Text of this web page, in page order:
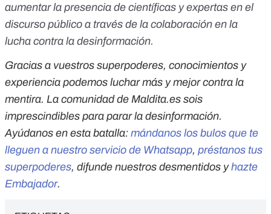
aumentar la presencia de científicas y expertas en el
discurso público a través de la colaboración en la
lucha contra la desinformación.
Gracias a vuestros superpoderes, conocimientos y
experiencia podemos luchar más y mejor contra la
mentira. La comunidad de Maldita.es sois
imprescindibles para parar la desinformación.
Ayúdanos en esta batalla: mándanos los bulos que te
lleguen a nuestro servicio de Whatsapp, préstanos tus
superpoderes, difunde nuestros desmentidos yhazte
Embajador.